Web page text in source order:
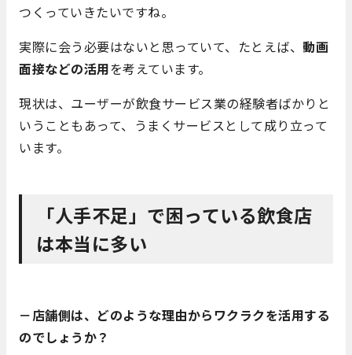
つくっていきたいですね。
実際に会う必要はないと思っていて、たとえば、 動画
面接などの活用を考えています。
現状は、ユーザーが飲食サービス業の経験者ばかりと
いうこともあって、うまくサービスとして成り立って
います。
「人手不足」で困っている飲食店
は本当に多い
－店舗側は、どのような理由からワクラクを活用する
のでしょうか？